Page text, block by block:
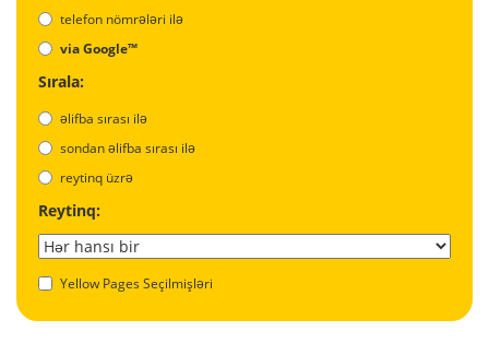
telefon nömrələri ilə
via Google™
Sırala:
əlifba sırası ilə
sondan əlifba sırası ilə
reytinq üzrə
Reytinq:
Yellow Pages Seçilmişləri